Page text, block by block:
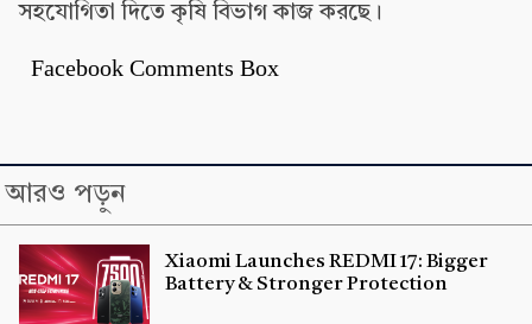
সহযোগিতা দিতে কৃষি বিভাগ কাজ করছে।
Facebook Comments Box
আরও পড়ুন
Xiaomi Launches REDMI 17: Bigger
Battery & Stronger Protection